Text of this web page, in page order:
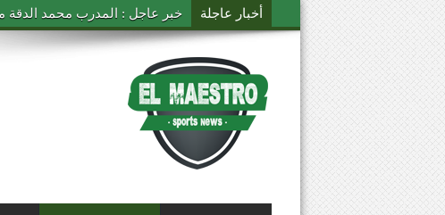
أخبار عاجلة خبر عاجل : المدرب محمد الدقة